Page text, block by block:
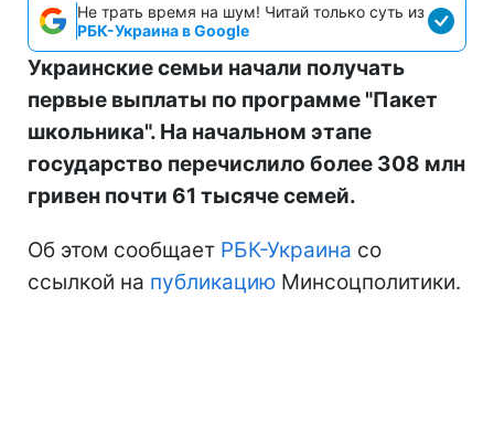
Не трать время на шум! Читай только суть из
РБК-Украина в Google
Украинские семьи начали получать
первые выплаты по программе "Пакет
школьника". На начальном этапе
государство перечислило более 308 млн
гривен почти 61 тысяче семей.
Об этом сообщает РБК-Украина со
ссылкой на публикацию Минсоцполитики.